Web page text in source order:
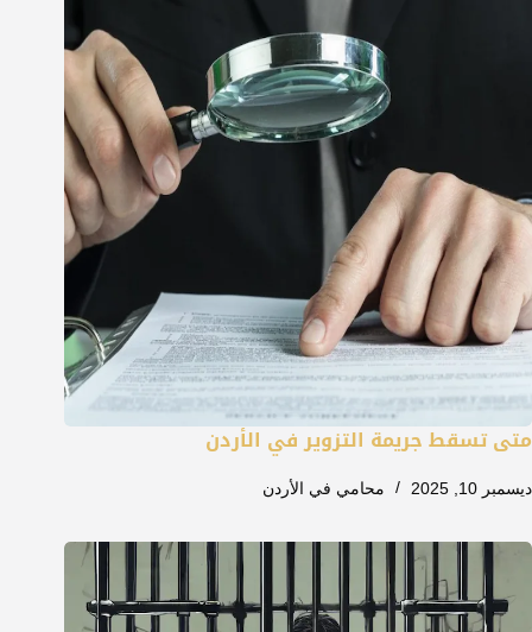
متى تسقط جريمة التزوير في الأردن
ديسمبر 10, 2025 محامي في الأردن